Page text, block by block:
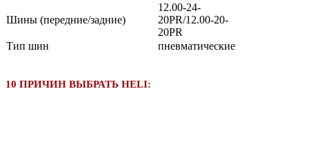
Шины (передние/задние)
12.00-24-
20PR/12.00-20-
20PR
Тип шин
пневматические
10 ПРИЧИН ВЫБРАТЬ HELI: